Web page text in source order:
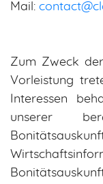
Mail:
Zum Zweck
Vorleistung
Interessen
unserer